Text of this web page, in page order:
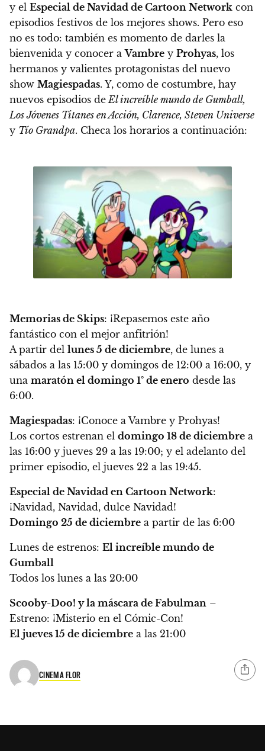
y el Especial de Navidad de Cartoon Network con
episodios festivos de los mejores shows. Pero eso
no es todo: también es momento de darles la
bienvenida y conocer aVambre y Prohyas, los
hermanos y valientes protagonistas del nuevo
show Magiespadas. Y, como de costumbre, hay
nuevos episodios de El increíble mundo de Gumball,
Los Jóvenes Titanes en Acción, Clarence, Steven Universe
y Tío Grandpa. Checa los horarios a continuación:
Memorias de Skips: ¡Repasemos este año
fantástico con el mejor anfitrión!
A partir del lunes 5 de diciembre, de lunes a
sábados a las 15:00 y domingos de 12:00 a 16:00, y
una maratón el domingo 1° de enero desde las
6:00.
Magiespadas: ¡Conoce a Vambre y Prohyas!
Los cortos estrenan el domingo 18 de diciembre a
las 16:00 y jueves 29 a las 19:00; y el adelanto del
primer episodio, el jueves 22 a las 19:45.
Especial de Navidad en Cartoon Network:
¡Navidad, Navidad, dulce Navidad!
Domingo 25 de diciembre a partir de las 6:00
Lunes de estrenos: El increíble mundo de
Gumball
Todos los lunes a las 20:00
Scooby-Doo! y la máscara de Fabulman –
Estreno: ¡Misterio en el Cómic-Con!
El jueves 15 de diciembre a las 21:00
CINEMA FLOR